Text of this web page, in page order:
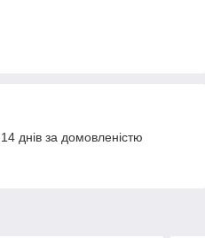
днів за домовленістю